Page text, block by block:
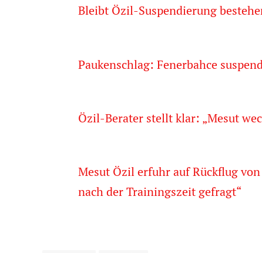
Bleibt Özil-Suspendierung
Paukenschlag: Fenerbahce
Özil-Berater stellt klar: „Mesut
Mesut Özil erfuhr auf Rückflug
nach der Trainingszeit gefragt“